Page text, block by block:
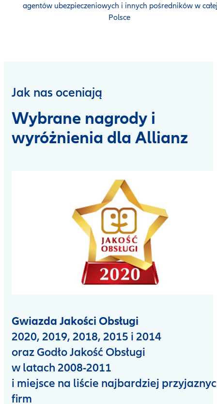
agentów ubezpieczeniowych i innych pośredników w
Polsce
Jak nas oceniają
Wybrane nagrody i
wyróżnienia dla Allianz
Gwiazda Jakości Obsługi
2020, 2019, 2018, 2015 i 2014
oraz Godło Jakość Obsługi
w latach 2008-2011
i miejsce na liście najbardziej
firm